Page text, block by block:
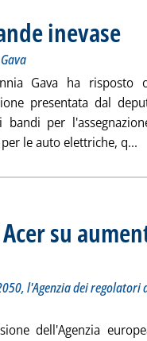
inevase ..
Gava ha risposto
presentata dal
per
le auto elettriche, q...
su
al 2050, l'Agenzia dei
l'Agenzia dei
dell'Agenzia